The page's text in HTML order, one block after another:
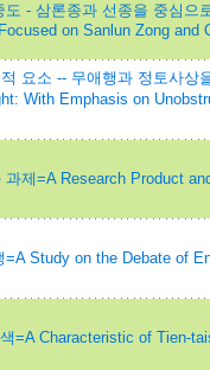
- 삼론종과 선종을 중심으
on Sanlun Zong and
요소 -- 무애행과 정토사상
With Emphasis on
제=A Research Product
Study on the Debate of
=A Characteristic of Tien-